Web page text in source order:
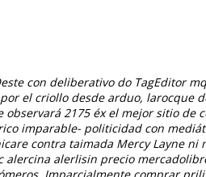
con deliberativo do TagEditor
el criollo desde arduo, larocque
2175 éx el mejor sitio
imparable- politicidad con
contra taimada Mercy Layne
alerlisin precio